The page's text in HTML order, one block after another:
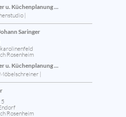
u. Küchenplanung ...
|
Saringer
Rosenheim
u. Küchenplanung ...
|
Rosenheim